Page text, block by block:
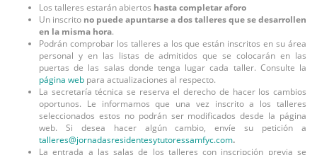
Los talleres estarán abiertos hasta completar aforo
Un inscrito no puede apuntarse a dos talleres que se desarrollen
en la misma hora.
Podrán comprobar los talleres a los que están inscritos en su área
personal y en las listas de admitidos que se colocarán en las
puertas de las salas donde tenga lugar cada taller. Consulte la
página web para actualizaciones al respecto.
La secretaría técnica se reserva el derecho de hacer los cambios
oportunos. Le informamos que una vez inscrito a los talleres
seleccionados estos no podrán ser modificados desde la página
web. Si desea hacer algún cambio, envíe su petición a
talleres@jornadasresidentesytutoressamfyc.com.
La entrada a las salas de los talleres con inscripción previa se